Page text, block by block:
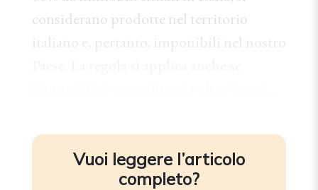
considerano prodotte nel territorio
Vuoi leggere l’articolo
completo?